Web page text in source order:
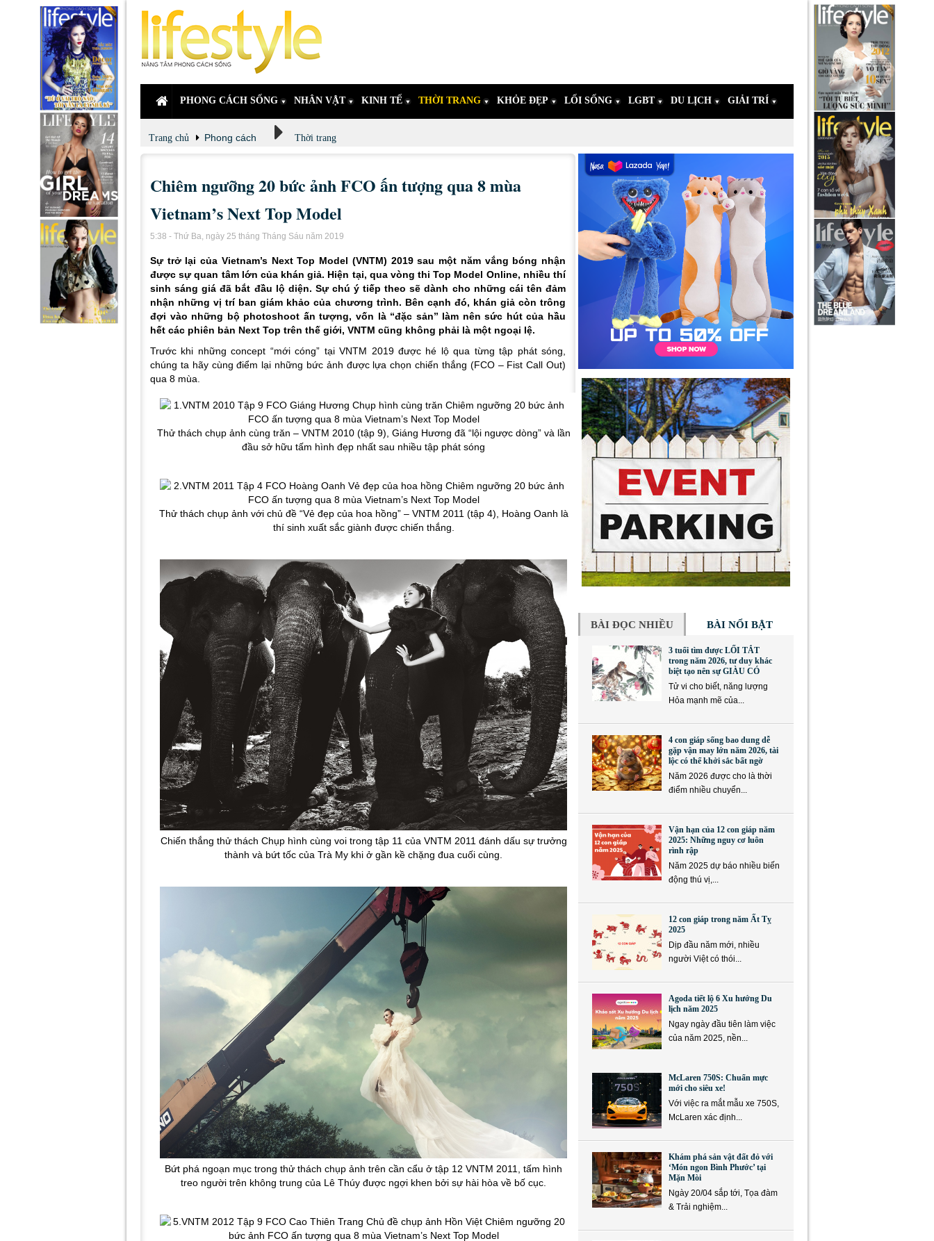
PHONG CÁCH SỐNG NHÂN VẬT KINH TẾ THỜI TRANG KHỎE ĐẸP LỐI SỐNG LGBT DU LỊCH GIẢI TRÍ
Trang chủ Phong cách Thời trang
Chiêm ngưỡng 20 bức ảnh FCO ấn tượng qua 8 mùa
Vietnam’s Next Top Model
5:38 - Thứ Ba, ngày 25 tháng Tháng Sáu năm 2019
Sự trở lại của Vietnam’s Next Top Model (VNTM) 2019 sau một năm vắng bóng nhận
được sự quan tâm lớn của khán giả. Hiện tại, qua vòng thi Top Model Online, nhiều thí
sinh sáng giá đã bắt đầu lộ diện. Sự chú ý tiếp theo sẽ dành cho những cái tên đảm
nhận những vị trí ban giám khảo của chương trình. Bên cạnh đó, khán giả còn trông
đợi vào những bộ photoshoot ấn tượng, vốn là “đặc sản” làm nên sức hút của hầu
hết các phiên bản Next Top trên thế giới, VNTM cũng không phải là một ngoại lệ.
Trước khi những concept “mới cóng” tại VNTM 2019 được hé lộ qua từng tập phát sóng,
chúng ta hãy cùng điểm lại những bức ảnh được lựa chọn chiến thắng (FCO – Fist Call Out)
qua 8 mùa.
Thử thách chụp ảnh cùng trăn – VNTM 2010 (tập 9), Giáng Hương đã “lội ngược dòng” và lần
đầu sở hữu tấm hình đẹp nhất sau nhiều tập phát sóng
Thử thách chụp ảnh với chủ đề “Vẻ đẹp của hoa hồng” – VNTM 2011 (tập 4), Hoàng Oanh là
thí sinh xuất sắc giành được chiến thắng.
Chiến thắng thử thách Chụp hình cùng voi trong tập 11 của VNTM 2011 đánh dấu sự trưởng
thành và bứt tốc của Trà My khi ở gần kề chặng đua cuối cùng.
Bứt phá ngoạn mục trong thử thách chụp ảnh trên cần cẩu ở tập 12 VNTM 2011, tấm hình
treo người trên không trung của Lê Thúy được ngợi khen bởi sự hài hòa về bố cục.
BÀI ĐỌC NHIỀU BÀI NỔI BẬT
3 tuổi tìm được LỐI TẮT
trong năm 2026, tư duy khác
biệt tạo nên sự GIÀU CÓ
Tử vi cho biết, năng lượng
Hỏa mạnh mẽ của...
4 con giáp sống bao dung dễ
gặp vận may lớn năm 2026, tài
lộc có thể khởi sắc bất ngờ
Năm 2026 được cho là thời
điểm nhiều chuyển...
Vận hạn của 12 con giáp năm
2025: Những nguy cơ luôn
rình rập
Năm 2025 dự báo nhiều biến
động thú vị,...
12 con giáp trong năm Ất Tỵ
2025
Dịp đầu năm mới, nhiều
người Việt có thói...
Agoda tiết lộ 6 Xu hướng Du
lịch năm 2025
Ngay ngày đầu tiên làm việc
của năm 2025, nền...
McLaren 750S: Chuẩn mực
mới cho siêu xe!
Với việc ra mắt mẫu xe 750S,
McLaren xác định...
Khám phá sản vật đất đỏ với
‘Món ngon Bình Phước’ tại
Mặn Mòi
Ngày 20/04 sắp tới, Tọa đàm
& Trải nghiệm...